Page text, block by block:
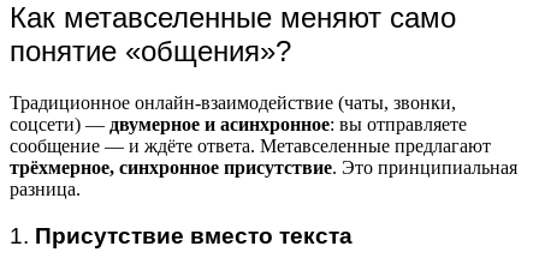
Как метавселенные меняют само
понятие «общения»?
Традиционное онлайн-взаимодействие (чаты, звонки,
соцсети) — двумерное и асинхронное: вы отправляете
сообщение — и ждёте ответа. Метавселенные предлагают
трёхмерное, синхронное присутствие. Это принципиальная
разница.
1. Присутствие вместо текста